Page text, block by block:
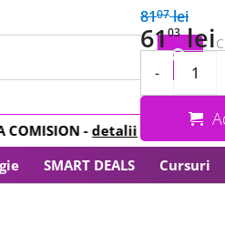
-detalii !!
SMART DEALS Cursuri
8107lei
6103lei
-